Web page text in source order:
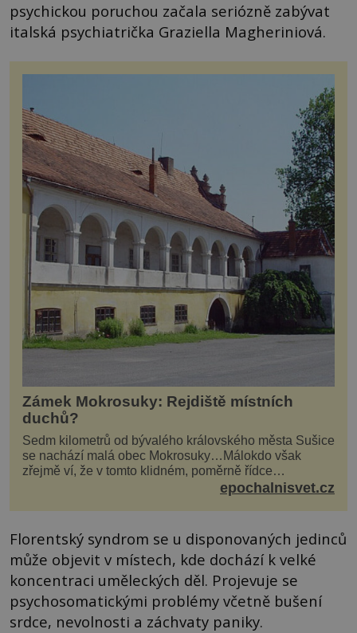
psychickou poruchou začala seriózně zabývat
italská psychiatrička Graziella Magheriniová.
Zámek Mokrosuky: Rejdiště místních
duchů?
Sedm kilometrů od bývalého královského města Sušice
se nachází malá obec Mokrosuky…Málokdo však
zřejmě ví, že v tomto klidném, poměrně řídce
navštěvovaném koutu vesnické Šumavy se nachází
epochalnisvet.cz
Florentský syndrom se u disponovaných jedinců
může objevit v místech, kde dochází k velké
koncentraci uměleckých děl. Projevuje se
psychosomatickými problémy včetně bušení
srdce, nevolnosti a záchvaty paniky.